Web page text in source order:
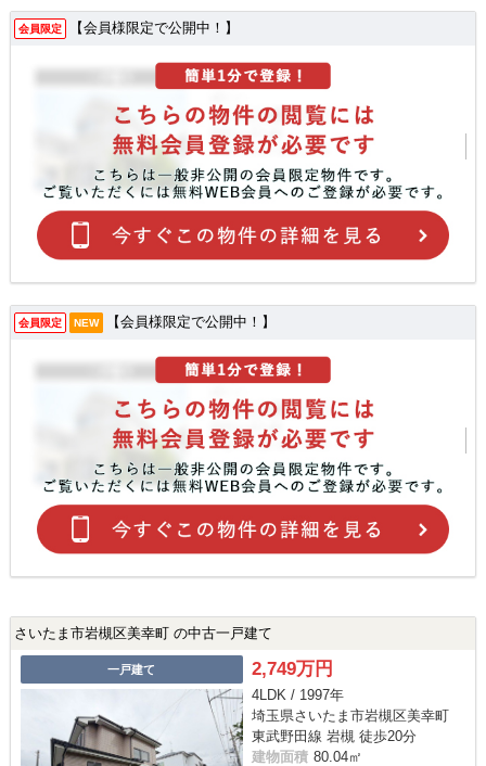
会員限定 【会員様限定で公開中！】
会員限定 NEW 【会員様限定で公開中！】
さいたま市岩槻区美幸町 の中古一戸建て
一戸建て 2,749万円
4LDK / 1997年
埼玉県さいたま市岩槻区美幸町
東武野田線 岩槻 徒歩20分
建物面積 80.04㎡